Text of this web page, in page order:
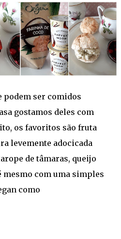
podem ser comidos
gostamos deles com
os favoritos são fruta
levemente adocicada
de tâmaras, queijo
mesmo com uma simples
como